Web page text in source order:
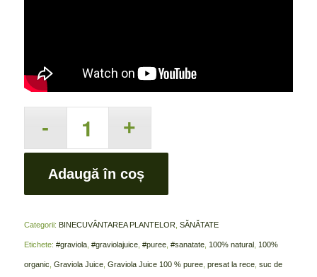
Adaugă în coș
Categorii: BINECUVÂNTAREA PLANTELOR SĂNĂTATE
Etichete: #graviola, #graviolajuice, #puree, #sanatate, 100% natural, 100%
organic Graviola Juice, Graviola Juice 100 % puree, presat la rece, suc de